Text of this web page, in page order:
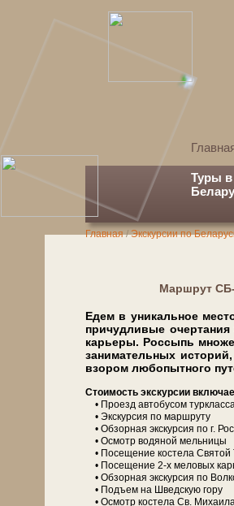
Туры в
Главная/Экскурсии по
Марш­рут
Едем в уникальное
причудливые
карьеры. Россыпь
занимательных
взо­ром любопытного
Сто­и­мость экс­кур­сии
• Проезд ав­то­бу­сом
• Экс­кур­сия по марш­ру­ту
• Об­зор­ная экскурсия по г.
• Осмотр водяной мель­ни­цы
• По­се­ще­ние ко­сте­ла Свя­той
• По­се­ще­ние 2-х меловых
• Об­зор­ная экскурсия по
• Подъем на Шведскую гору
• Осмотр ко­сте­ла Св.